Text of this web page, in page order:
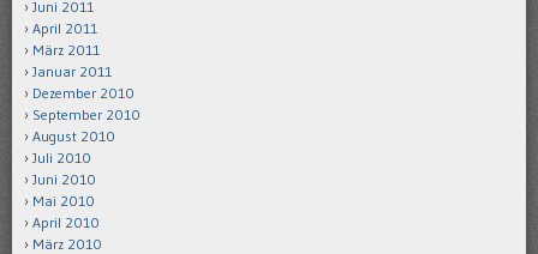
Juni 2011
April 2011
März 2011
Januar 2011
Dezember 2010
September 2010
August 2010
Juli 2010
Juni 2010
Mai 2010
April 2010
März 2010